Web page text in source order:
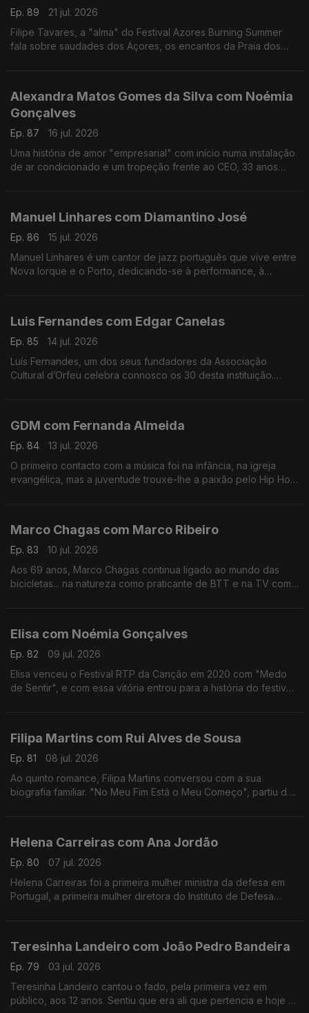
Ep. 89
21 jul. 2026
Filipe Tavares, a "alma" do Festival Azores Burning Summer
fala sobre saudades dos Açores, os encantos da Praia dos
Alexandra Matos Gomes da Silva com Noémia
Gonçalves
Ep. 87
16 jul. 2026
Uma história de amor "empresarial" com início numa instalação
de ar condicionado e um tropeção frente ao CEO, 33 anos
Manuel Linhares com Diamantino José
Ep. 86
15 jul. 2026
Manuel Linhares é um cantor de jazz português que vive entre
Nova Iorque e o Porto, dedicando-se à performance, à
Luis Fernandes com Edgar Canelas
Ep. 85
14 jul. 2026
Luís Fernandes, um dos seus fundadores da Associação
Cultural d’Orfeu celebra connosco os 30 desta instituição.
GDM com Fernanda Almeida
Ep. 84
13 jul. 2026
O primeiro contacto com a música foi na infância, na igreja
evangélica, mas a juventude trouxe-lhe a paixão pelo Hip Hop
Marco Chagas com Marco Ribeiro
Ep. 83
10 jul. 2026
Aos 69 anos, Marco Chagas continua ligado ao mundo das
bicicletas... na natureza como praticante de BTT e na TV como
Elisa com Noémia Gonçalves
Ep. 82
09 jul. 2026
Elisa venceu o Festival RTP da Canção em 2020 com "Medo
de Sentir", e com essa vitória entrou para a história do festival,
Filipa Martins com Rui Alves de Sousa
Ep. 81
08 jul. 2026
Ao quinto romance, Filipa Martins conversou com a sua
biografia familiar. "No Meu Fim Está o Meu Começo", partiu de
Helena Carreiras com Ana Jordão
Ep. 80
07 jul. 2026
Helena Carreiras foi a primeira mulher ministra da defesa em
Portugal, a primeira mulher diretora do Instituto de Defesa
Teresinha Landeiro com João Pedro Bandeira
Ep. 79
03 jul. 2026
Teresinha Landeiro cantou o fado, pela primeira vez em
público, aos 12 anos. Sentiu que era ali que pertencia e hoje é